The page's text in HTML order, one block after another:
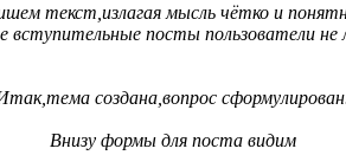
текст,излагая мысль чётко и
вступительные посты пользователи не
создана,вопрос
Внизу формы для поста видим